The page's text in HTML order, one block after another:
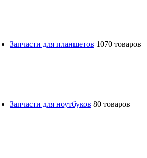
Запчасти для планшетов 1070 товаров
Запчасти для ноутбуков 80 товаров